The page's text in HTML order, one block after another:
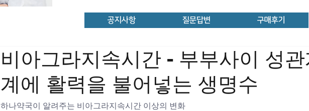
공지사항 질문답변 구매후기
비아그라지속시간 - 부부사이 성
계에 활력을 불어넣는 생명수
하나약국이 알려주는 비아그라지속시간 이상의 변화